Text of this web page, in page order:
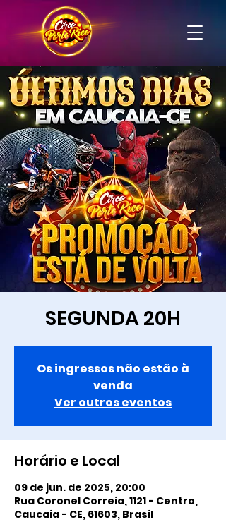
SEGUNDA 20H
Os ingressos não estão à
venda
Ver outros eventos
Horário e Local
09 de jun. de 2025, 20:00
Rua Coronel Correia, 1121 - Centro,
Caucaia - CE, 61603, Brasil